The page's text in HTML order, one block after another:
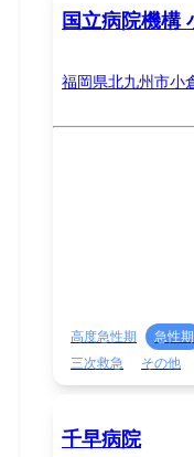
国立病院機構
福岡県北九州市小
高度急性期 急性期
三次救急
その他
千早病院